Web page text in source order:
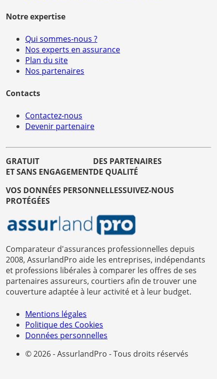
Notre expertise
Qui sommes-nous ?
Nos experts en assurance
Plan du site
Nos partenaires
Contacts
Contactez-nous
Devenir partenaire
GRATUIT
ET SANS ENGAGEMENT
DES PARTENAIRES
DE QUALITÉ
VOS DONNÉES PERSONNELLES
PROTÉGÉES
SUIVEZ-NOUS
Comparateur d'assurances professionnelles depuis
2008, AssurlandPro aide les entreprises, indépendants
et professions libérales à comparer les offres de ses
partenaires assureurs, courtiers afin de trouver une
couverture adaptée à leur activité et à leur budget.
Mentions légales
Politique des Cookies
Données personnelles
© 2026 - AssurlandPro - Tous droits réservés